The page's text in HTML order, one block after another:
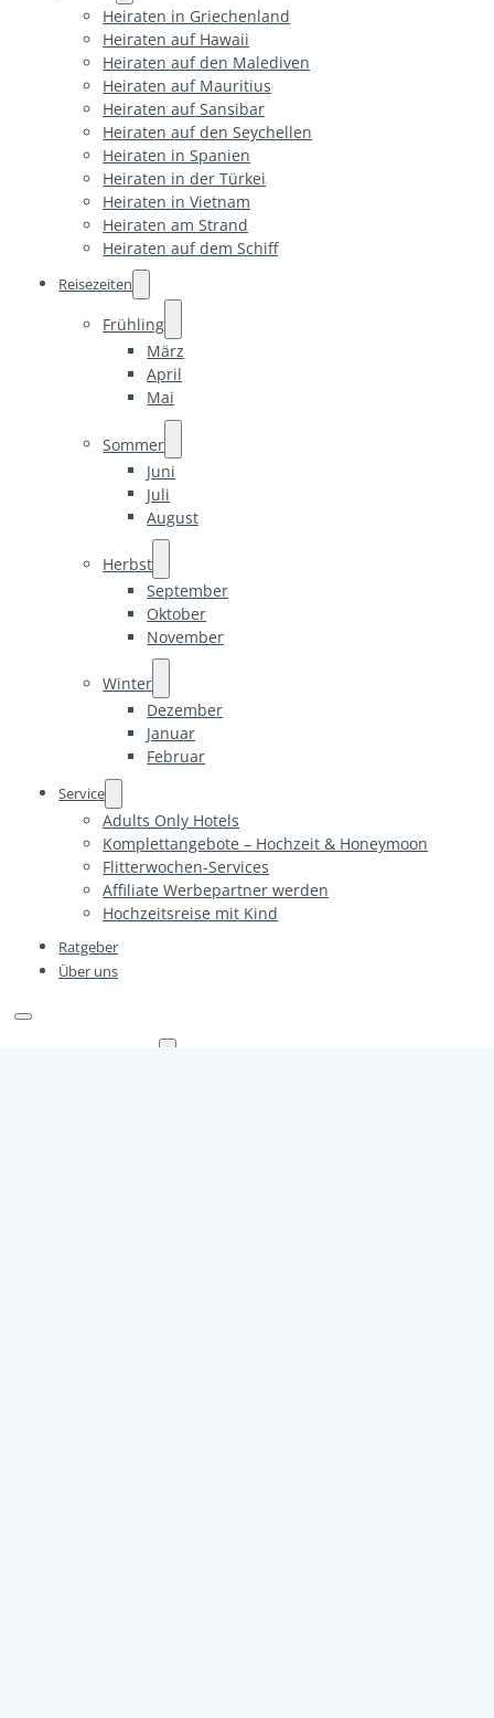
Heiraten in Griechenland
Heiraten auf Hawaii
Heiraten auf den Malediven
Heiraten auf Mauritius
Heiraten auf Sansibar
Heiraten auf den Seychellen
Heiraten in Spanien
Heiraten in der Türkei
Heiraten in Vietnam
Heiraten am Strand
Heiraten auf dem Schiff
Reisezeiten
Frühling
März
April
Mai
Sommer
Juni
Juli
August
Herbst
September
Oktober
November
Winter
Dezember
Januar
Februar
Service
Adults Only Hotels
Komplettangebote – Hochzeit & Honeymoon
Flitterwochen-Services
Affiliate Werbepartner werden
Hochzeitsreise mit Kind
Ratgeber
Über uns
Flitterwochen